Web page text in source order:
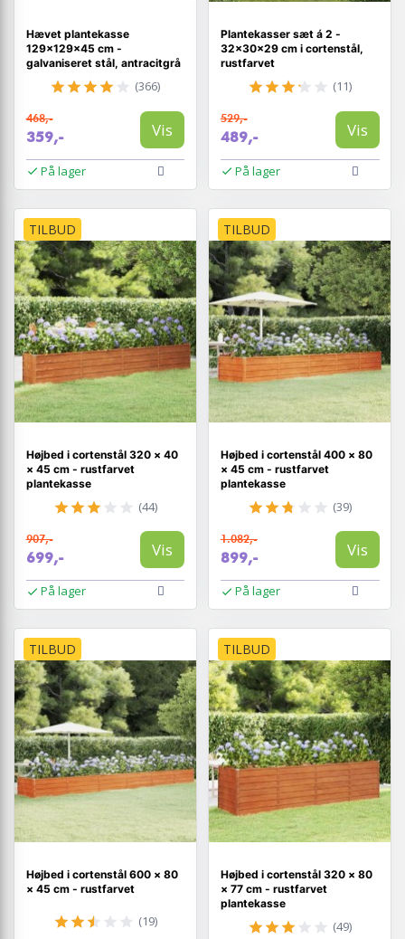
Hævet plantekasse
129×129×45 cm -
galvaniseret stål, antracitgrå
(366)
468,-
359,- Vis
På lager
Plantekasser sæt á 2 -
32×30×29 cm i cortenstål,
rustfarvet
(11)
529,-
489,- Vis
På lager
TILBUD
Højbed i cortenstål 320 × 40
× 45 cm - rustfarvet
plantekasse
(44)
907,-
699,- Vis
På lager
TILBUD
Højbed i cortenstål 400 × 80
× 45 cm - rustfarvet
plantekasse
(39)
1.082,-
899,- Vis
På lager
TILBUD
Højbed i cortenstål 600 × 80
× 45 cm - rustfarvet
(19)
TILBUD
Højbed i cortenstål 320 × 80
× 77 cm - rustfarvet
plantekasse
(49)